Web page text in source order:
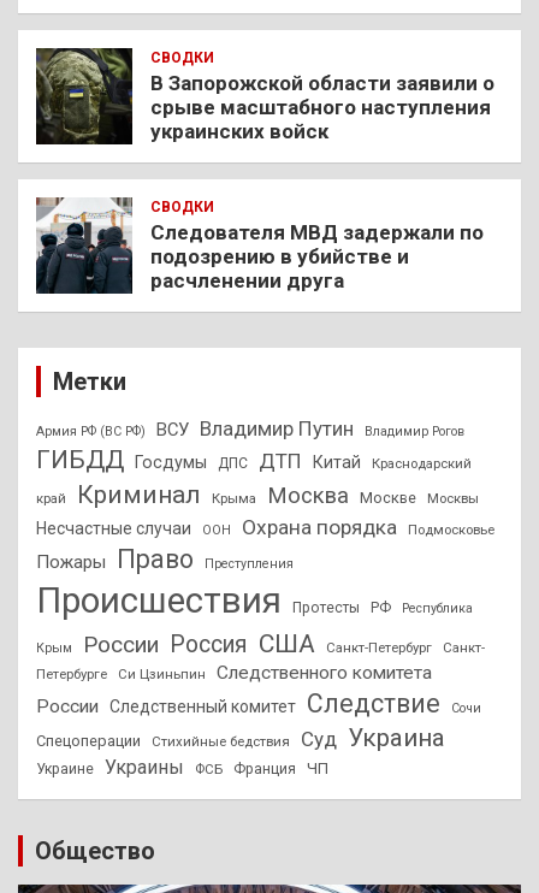
СВОДКИ
В Запорожской области заявили о
срыве масштабного наступления
украинских войск
СВОДКИ
Следователя МВД задержали по
подозрению в убийстве и
расчленении друга
Метки
Армия РФ (ВС РФ) ВСУ Владимир Путин Владимир Рогов
ГИБДД Госдумы ДПС ДТП Китай Краснодарский
край Криминал Крыма Москва Москве Москвы
Несчастные случаи ООН Охрана порядка Подмосковье
Пожары Право Преступления
Происшествия Протесты РФ Республика
Крым России Россия США Санкт-Петербург
Санкт-
Петербурге
Си Цзиньпин
Следственного комитета
России
Следственный комитет Следствие Сочи
Спецоперации Стихийные бедствия Суд Украина
Украине Украины ФСБ Франция ЧП
Общество